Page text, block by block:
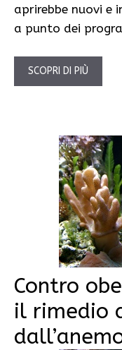
aprirebbe nuovi e
a punto dei
SCOPRI DI PIÙ
Contro
il rimedio